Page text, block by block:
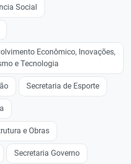
Social
Econômico, Inovações,
e Tecnologia
Secretaria de Esporte
e Obras
Secretaria Governo